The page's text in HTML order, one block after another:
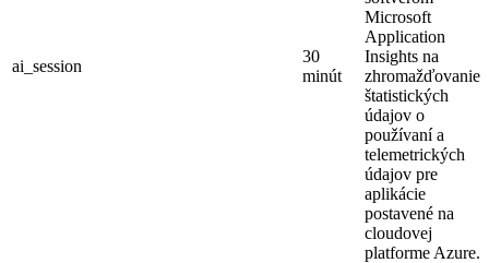
ai_session
30
minút
Microsoft
Application
Insights na
zhromažďovanie
štatistických
údajov o
používaní a
telemetrických
údajov pre
aplikácie
postavené na
cloudovej
platforme Azure.